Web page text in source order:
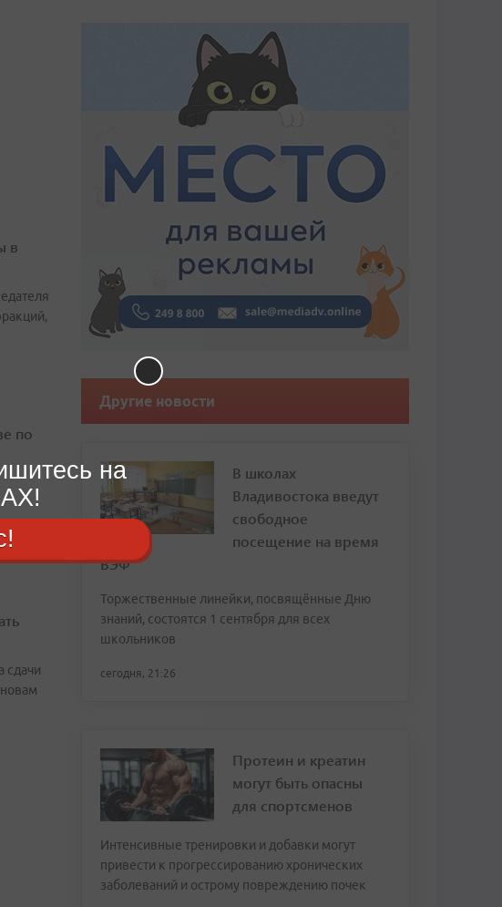
в
по
сдачи
Другие новости
В школах
Владивостока введут
свободное
посещение на время
ВЭФ
Торжественные линейки, посвящённые Дню
знаний, состоятся 1 сентября для всех
школьников
сегодня, 21:26
Протеин и креатин
могут быть опасны
для спортсменов
Интенсивные тренировки и добавки могут
привести к прогрессированию хронических
заболеваний и острому повреждению почек
на